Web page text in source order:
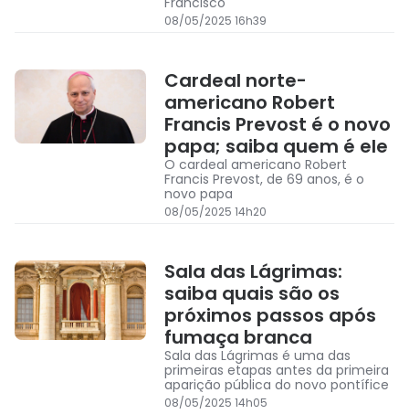
08/05/2025 16h39
Cardeal norte-
americano Robert
Francis Prevost é o novo
papa; saiba quem é ele
O cardeal americano Robert
Francis Prevost, de 69 anos, é o
novo papa
08/05/2025 14h20
Sala das Lágrimas:
saiba quais são os
próximos passos após
fumaça branca
Sala das Lágrimas é uma das
primeiras etapas antes da primeira
aparição pública do novo pontífice
08/05/2025 14h05